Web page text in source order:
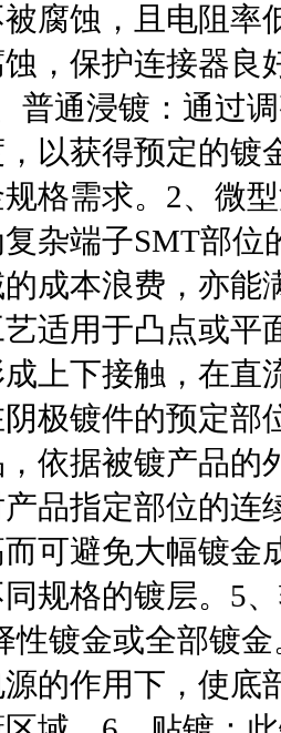
腐蚀，且电阻率
，保护连接器良
普通浸镀：通过
以获得预定的
格需求。2、微
杂端子SMT部
成本浪费，亦能
适用于凸点或平
上下接触，在直
极镀件的预定部
依据被镀产品的
品指定部位的连
可避免大幅镀金
规格的镀层。5
性镀金或全部镀
的作用下，使底